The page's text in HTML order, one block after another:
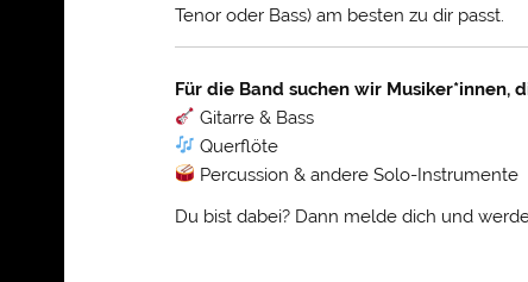
Tenor oder Bass) am besten zu dir passt.
Für die Band suchen wir Musiker*innen,
Gitarre & Bass
Querflöte
Percussion & andere Solo-Instrumente
Du bist dabei? Dann melde dich und